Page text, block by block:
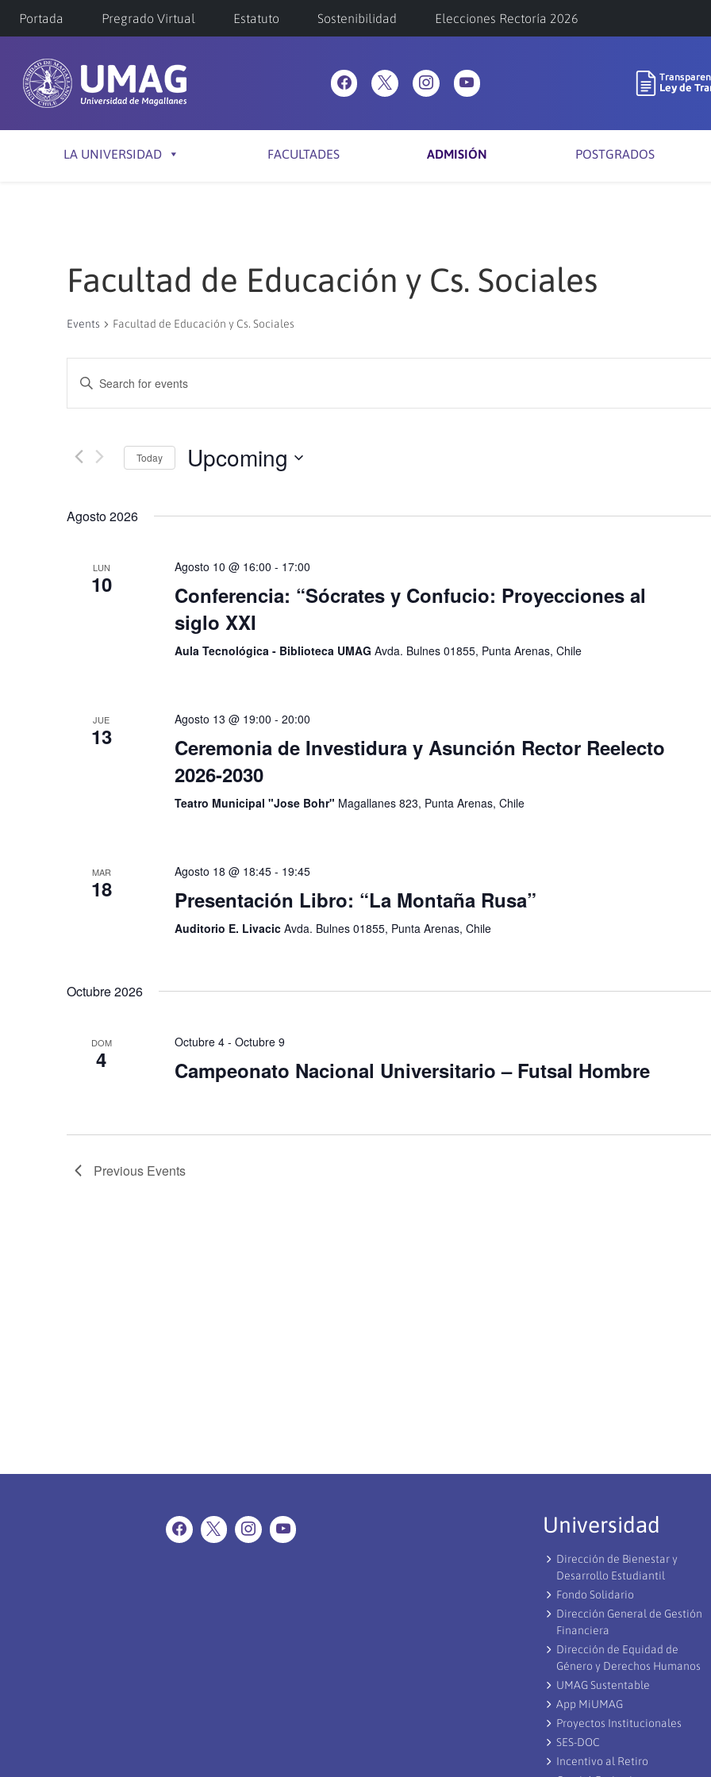
Portada Pregrado Virtual Estatuto Sostenibilidad Elecciones Rectoría 2026
LA UNIVERSIDAD FACULTADES ADMISIÓN POSTGRADOS
Facultad de Educación y Cs. Sociales
Events Facultad de Educación y Cs. Sociales
Events
Search
Views
Enter
Events
Today Upcoming
Agosto 2026
LUN
10
Agosto 10 @ 16:00 - 17:00
Conferencia: “Sócrates y Confucio: Proyecciones al
siglo XXI
Aula Tecnológica - Biblioteca UMAG Avda. Bulnes 01855, Punta Arenas, Chile
JUE
13
Agosto 13 @ 19:00 - 20:00
Ceremonia de Investidura y Asunción Rector Reelecto
2026-2030
Teatro Municipal "Jose Bohr" Magallanes 823, Punta Arenas, Chile
MAR
18
Agosto 18 @ 18:45- 19:45
Presentación Libro: “La Montaña Rusa”
Auditorio E. Livacic Avda. Bulnes 01855, Punta Arenas, Chile
Octubre 2026
DOM
4
Octubre 4- Octubre 9
Campeonato Nacional Universitario – Futsal Hombre
Previous Events
Universidad
Dirección de Bienestar y
Desarrollo Estudiantil
Fondo Solidario
Dirección General de Gestión
Financiera
Dirección de Equidad de
Género y Derechos Humanos
UMAG Sustentable
App MiUMAG
Proyectos Institucionales
SES-DOC
Incentivo al Retiro